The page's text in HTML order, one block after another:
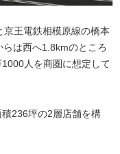
王電鉄相模原線の橋本
は西へ1.8kmのところ
人を商圏に想定して
236坪の2層店舗を構